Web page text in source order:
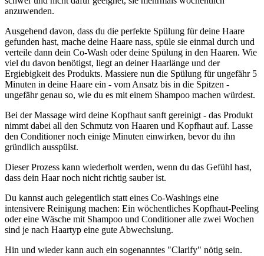
anzuwenden.
Ausgehend davon, dass du die perfekte Spülung für deine Haare
gefunden hast, mache deine Haare nass, spüle sie einmal durch und
verteile dann dein Co-Wash oder deine Spülung in den Haaren. Wie
viel du davon benötigst, liegt an deiner Haarlänge und der
Ergiebigkeit des Produkts. Massiere nun die Spülung für ungefähr 5
Minuten in deine Haare ein - vom Ansatz bis in die Spitzen -
ungefähr genau so, wie du es mit einem Shampoo machen würdest.
Bei der Massage wird deine Kopfhaut sanft gereinigt - das Produkt
nimmt dabei all den Schmutz von Haaren und Kopfhaut auf. Lasse
den Conditioner noch einige Minuten einwirken, bevor du ihn
gründlich ausspülst.
Dieser Prozess kann wiederholt werden, wenn du das Gefühl hast,
dass dein Haar noch nicht richtig sauber ist.
Du kannst auch gelegentlich statt eines Co-Washings eine
intensivere Reinigung machen: Ein wöchentliches Kopfhaut-Peeling
oder eine Wäsche mit Shampoo und Conditioner alle zwei Wochen
sind je nach Haartyp eine gute Abwechslung.
Hin und wieder kann auch ein sogenanntes "Clarify" nötig sein.